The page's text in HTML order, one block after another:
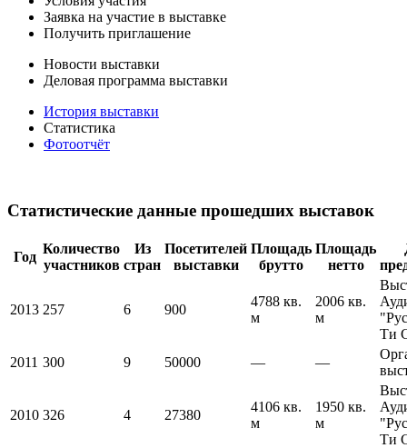
Заявка на участие в выставке
Получить приглашение
Новости выставки
Деловая программа выставки
История выставки
Статистика
Фотоотчёт
Статистические данные прошедших выставок
Год
Количество
участников
Из
стран
Посетителей
выставки
Площадь
брутто
Площадь
нетто
2013 257 6 900
4788 кв.
м
2006 кв.
м
Ти
2011 300 9 50000 — —
2010 326 4 27380
4106 кв.
м
1950 кв.
м
Ти